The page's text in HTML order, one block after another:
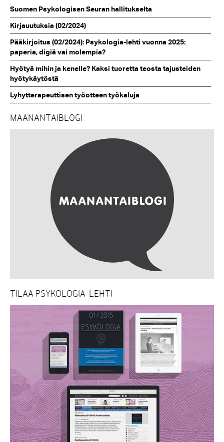
Suomen Psykologisen Seuran hallitukselta
Kirjauutuksia (02/2024)
Pääkirjoitus (02/2024): Psykologia-lehti vuonna 2025:
paperia, digiä vai molempia?
Hyötyä mihin ja kenelle? Kaksi tuoretta teosta tajusteiden
hyötykäytöstä
Lyhytterapeuttisen työotteen työkaluja
MAANANTAIBLOGI
TILAA PSYKOLOGIA-LEHTI